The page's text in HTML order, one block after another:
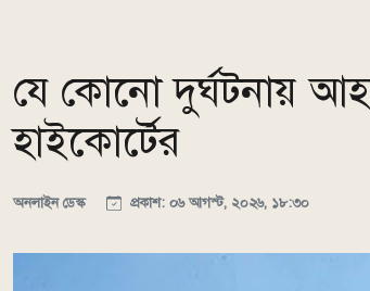
যে কোনো দুর্ঘটনায়
হাইকোর্টের
অনলাইন ডেস্ক প্রকাশ: ০৬ আগস্ট, ২০২৬, ১৮:৩০